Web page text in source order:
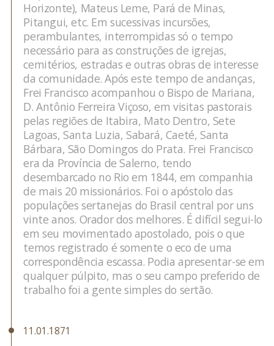
Horizonte), Mateus Leme, Pará de Minas,
Pitangui, etc. Em sucessivas incursões,
perambulantes, interrompidas só o tempo
necessário para as construções de igrejas,
cemitérios, estradas e outras obras de interesse
da comunidade. Após este tempo de andanças,
Frei Francisco acompanhou o Bispo de Mariana,
D. Antônio Ferreira Viçoso, em visitas pastorais
pelas regiões de Itabira, Mato Dentro, Sete
Lagoas, Santa Luzia, Sabará, Caeté, Santa
Bárbara, São Domingos do Prata. Frei Francisco
era da Província de Salerno, tendo
desembarcado no Rio em 1844, em companhia
de mais 20 missionários. Foi o apóstolo das
populações sertanejas do Brasil central por uns
vinte anos. Orador dos melhores. É difícil segui-lo
em seu movimentado apostolado, pois o que
temos registrado é somente o eco de uma
correspondência escassa. Podia apresentar-se em
qualquer púlpito, mas o seu campo preferido de
trabalho foi a gente simples do sertão.
11.01.1871